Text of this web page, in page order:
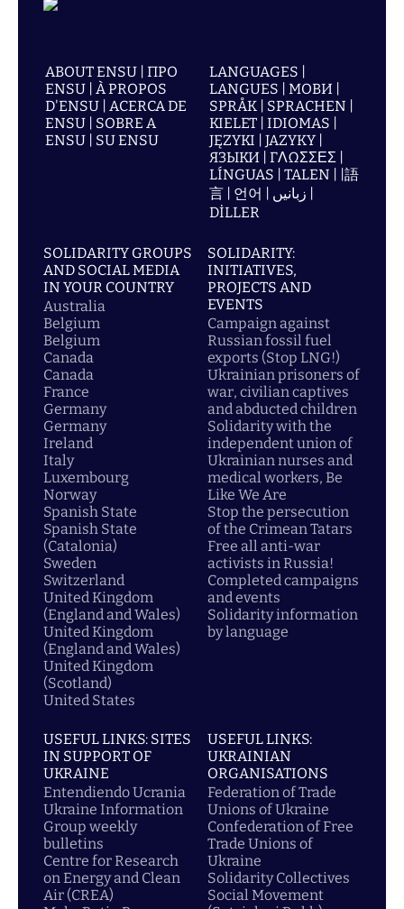
ABOUT ENSU | ПРО
ENSU | À PROPOS
D'ENSU | ACERCA DE
ENSU | SOBRE A
ENSU | SU ENSU
LANGUAGES |
LANGUES | МОВИ |
SPRÅK | SPRACHEN |
KIELET | IDIOMAS |
JĘZYKI | JAZYKY |
ЯЗЫКИ | ΓΛΩΣΣΕΣ |
LÍNGUAS | TALEN | |語
言 | 언어 | زبانیں |
DİLLER
SOLIDARITY GROUPS
AND SOCIAL MEDIA
IN YOUR COUNTRY
Australia
Belgium
Belgium
Canada
Canada
France
Germany
Germany
Ireland
Italy
Luxembourg
Norway
Spanish State
Spanish State
(Catalonia)
Sweden
Switzerland
United Kingdom
(England and Wales)
United Kingdom
(England and Wales)
United Kingdom
(Scotland)
United States
SOLIDARITY:
INITIATIVES,
PROJECTS AND
EVENTS
Campaign against
Russian fossil fuel
exports (Stop LNG!)
Ukrainian prisoners of
war, civilian captives
and abducted children
Solidarity with the
independent union of
Ukrainian nurses and
medical workers, Be
Like We Are
Stop the persecution
of the Crimean Tatars
Free all anti-war
activists in Russia!
Completed campaigns
and events
Solidarity information
by language
USEFUL LINKS: SITES
IN SUPPORT OF
UKRAINE
Entendiendo Ucrania
Ukraine Information
Group weekly
bulletins
Centre for Research
on Energy and Clean
Air (CREA)
USEFUL LINKS:
UKRAINIAN
ORGANISATIONS
Federation of Trade
Unions of Ukraine
Confederation of Free
Trade Unions of
Ukraine
Solidarity Collectives
Social Movement